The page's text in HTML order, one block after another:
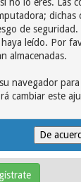
no lo eres. Las
dichas
de seguridad.
leído. Por
almacenadas.
navegador
cambiar este